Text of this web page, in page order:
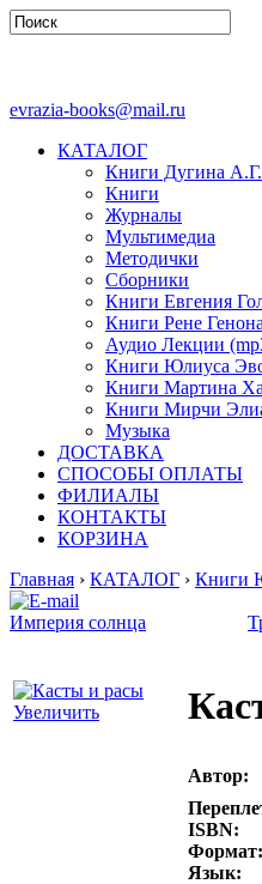
evrazia-books@mail.ru
КАТАЛОГ
Книги Дугина А.Г.
Книги
Журналы
Мультимедиа
Методички
Сборники
Книги Евгения
Книги Рене Генона
Аудио Лекции
Книги Юлиуса
Книги Мартина
Книги Мирчи
Музыка
ДОСТАВКА
СПОСОБЫ ОПЛАТЫ
ФИЛИАЛЫ
КОНТАКТЫ
КОРЗИНА
Главная › КАТАЛОГ › Книги
Империя солнца
Увеличить
Автор:
ISBN:
Формат:
Язык: